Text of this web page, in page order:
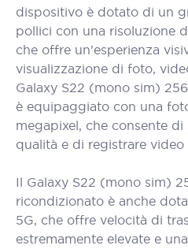
dispositivo è dotato di un
pollici con una risoluzione
che offre un'esperienza
visualizzazione di foto,
Galaxy S22 (mono sim)
è equipaggiato con una
megapixel, che consente
qualità e di registrare video
Il Galaxy S22 (mono sim)
ricondizionato è anche
5G, che offre velocità di
estremamente elevate e